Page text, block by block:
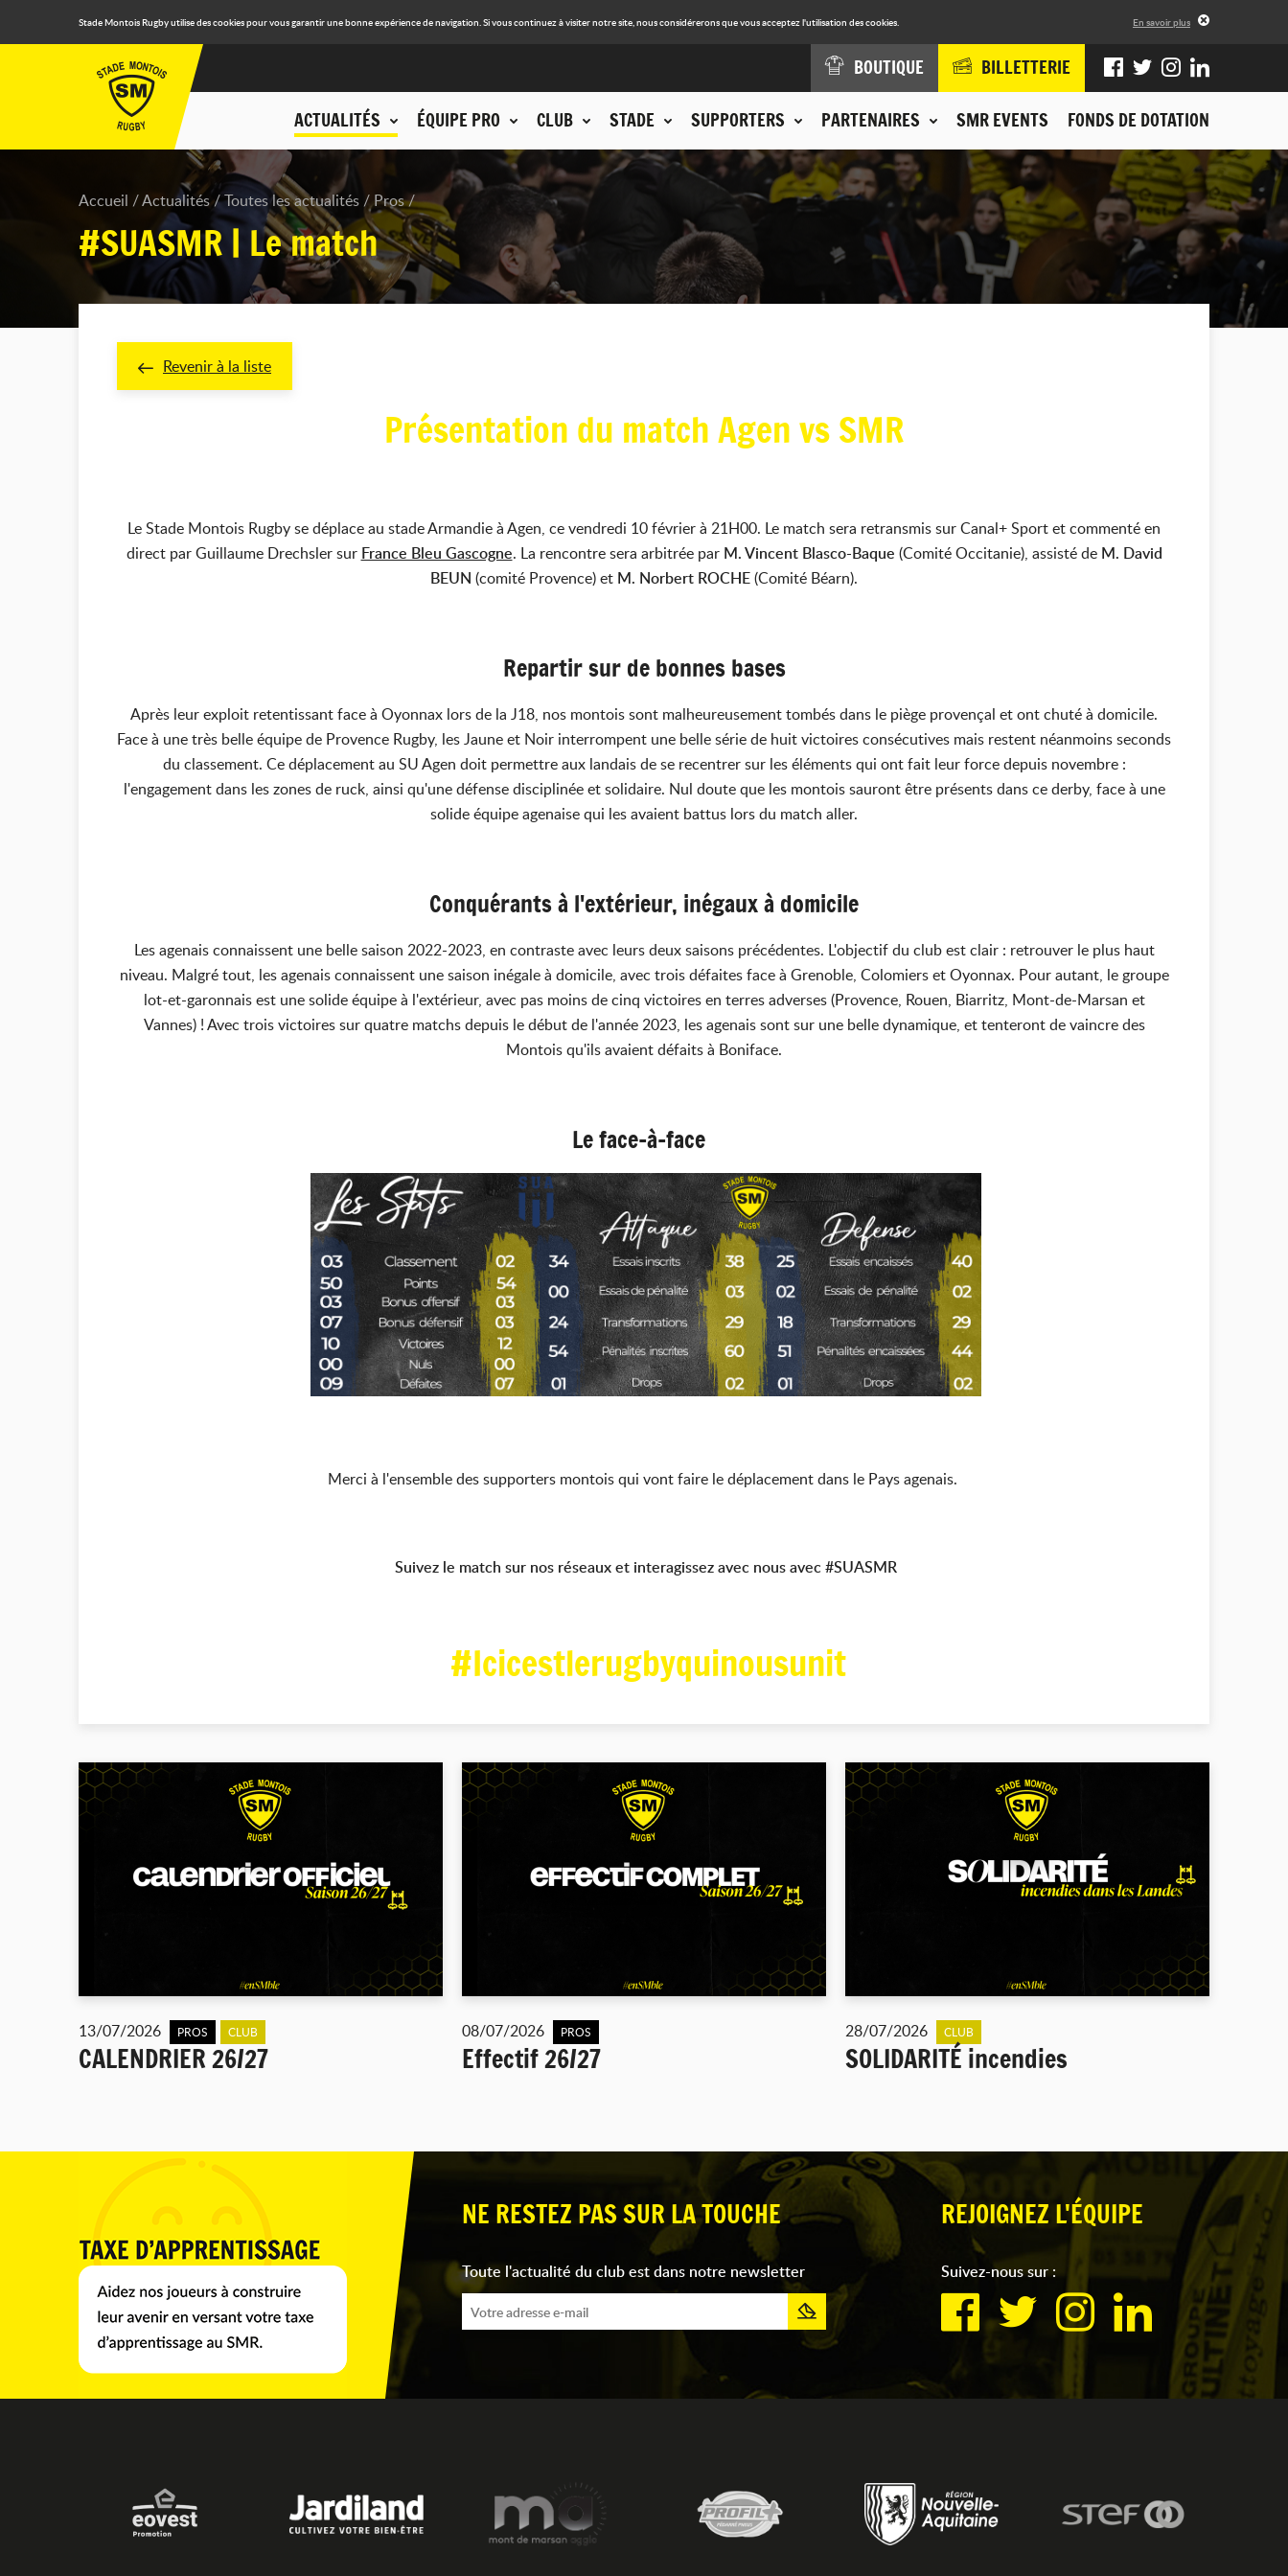
Stade Montois Rugby utilise des cookies pour vous garantir une bonne expérience de navigation. Si vous continuez à visiter notre site, nous considérerons que vous acceptez l'utilisation des cookies. En savoir plus
ACTUALITÉS ÉQUIPE PRO CLUB STADE SUPPORTERS PARTENAIRES SMR EVENTS FONDS DE DOTATION
BOUTIQUE BILLETTERIE
Accueil Actualités Toutes les actualités Pros
#SUASMR | Le match
Revenir à la liste
Présentation du match Agen vs SMR
Le Stade Montois Rugby se déplace au stade Armandie à Agen, ce vendredi 10 février à 21H00. Le match sera retransmis sur Canal+ Sport et commenté en
direct par Guillaume Drechsler sur France Bleu Gascogne. La rencontre sera arbitrée par M. Vincent Blasco-Baque (Comité Occitanie), assisté de M. David
BEUN (comité Provence) et M. Norbert ROCHE(Comité Béarn).
Repartir sur de bonnes bases
Après leur exploit retentissant face à Oyonnax lors de la J18, nos montois sont malheureusement tombés dans le piège provençal et ont chuté à domicile.
Face à une très belle équipe de Provence Rugby, les Jaune et Noir interrompent une belle série de huit victoires consécutives mais restent néanmoins seconds
du classement. Ce déplacement au SU Agen doit permettre aux landais de se recentrer sur les éléments qui ont fait leur force depuis novembre :
l'engagement dans les zones de ruck, ainsi qu'une défense disciplinée et solidaire. Nul doute que les montois sauront être présents dans ce derby, face à une
solide équipe agenaise qui les avaient battus lors du match aller.
Conquérants à l'extérieur, inégaux à domicile
Les agenais connaissent une belle saison 2022-2023, en contraste avec leurs deux saisons précédentes. L'objectif du club est clair : retrouver le plus haut
niveau. Malgré tout, les agenais connaissent une saison inégale à domicile, avec trois défaites face à Grenoble, Colomiers et Oyonnax. Pour autant, le groupe
lot-et-garonnais est une solide équipe à l'extérieur, avec pas moins de cinq victoires en terres adverses (Provence, Rouen, Biarritz, Mont-de-Marsan et
Vannes) ! Avec trois victoires sur quatre matchs depuis le début de l'année 2023, les agenais sont sur une belle dynamique, et tenteront de vaincre des
Montois qu'ils avaient défaits à Boniface.
Le face-à-face
Merci à l'ensemble des supporters montois qui vont faire le déplacement dans le Pays agenais.
Suivez le match sur nos réseaux et interagissez avec nous avec #SUASMR
#Icicestlerugbyquinousunit
13/07/2026 PROS CLUB
CALENDRIER 26/27
08/07/2026 PROS
Effectif 26/27
28/07/2026 CLUB
SOLIDARITÉ incendies
NE RESTEZ PAS SUR LA TOUCHE
Toute l'actualité du club est dans notre newsletter
REJOIGNEZ L'ÉQUIPE
Suivez-nous sur :